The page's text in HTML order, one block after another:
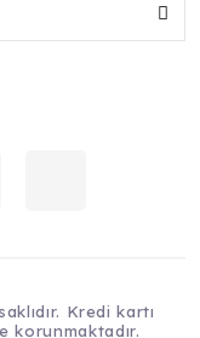
Kredi kartı
korunmaktadır.